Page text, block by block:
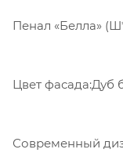
Пенал «Белла»
Цвет фасада:Дуб
Современный